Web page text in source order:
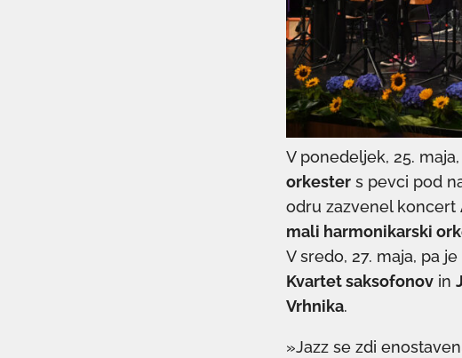
V ponedeljek, 25.
orkester s pevci pod
odru zazvenel koncert
mali harmonikarski
V sredo, 27. maja, pa
Kvartet saksofonov in
Vrhnika.
»Jazz se zdi